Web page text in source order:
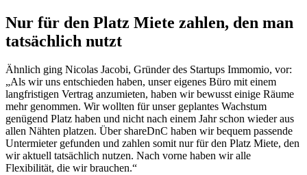
Nur für den Platz Miete zahlen, den man
tatsächlich nutzt
Ähnlich ging Nicolas Jacobi, Gründer des Startups Immomio, vor:
„Als wir uns entschieden haben, unser eigenes Büro mit einem
langfristigen Vertrag anzumieten, haben wir bewusst einige Räume
mehr genommen. Wir wollten für unser geplantes Wachstum
genügend Platz haben und nicht nach einem Jahr schon wieder aus
allen Nähten platzen. Über shareDnC haben wir bequem passende
Untermieter gefunden und zahlen somit nur für den Platz Miete, den
wir aktuell tatsächlich nutzen. Nach vorne haben wir alle
Flexibilität, die wir brauchen.“